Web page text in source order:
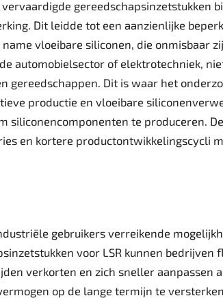
gereedschapsinzetstukken
Dit leidde tot een aanzienlijke
vloeibare siliconen, die onmisbaar
automobielsector of elektrotechniek,
Dit is waar het
productie en vloeibare
siliconencomponenten te produceren.
en kortere productontwikkelingscycli
gebruikers verreikende
voor LSR kunnen bedrijven
verkorten en zich sneller aanpassen
op de lange termijn te